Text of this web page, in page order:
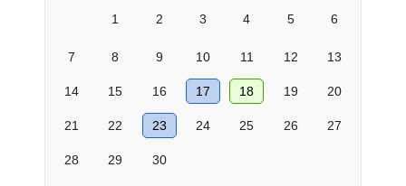
1 2 3 4 5 6
7 8 9 10 11 12 13
14 15 16 17 18 19 20
21 22 23 24 25 26 27
28 29 30